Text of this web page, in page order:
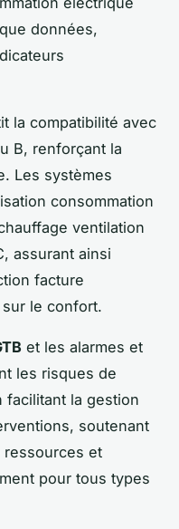
données,
la compatibilité avec
B, renforçant la
Les systèmes
consommation
ventilation
assurant ainsi
facture
le confort.
et les alarmes et
les risques de
la gestion
soutenant
ressources et
pour tous types